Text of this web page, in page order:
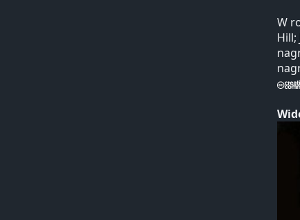
W
Hill;